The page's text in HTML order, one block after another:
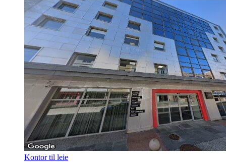
Kontor til leie